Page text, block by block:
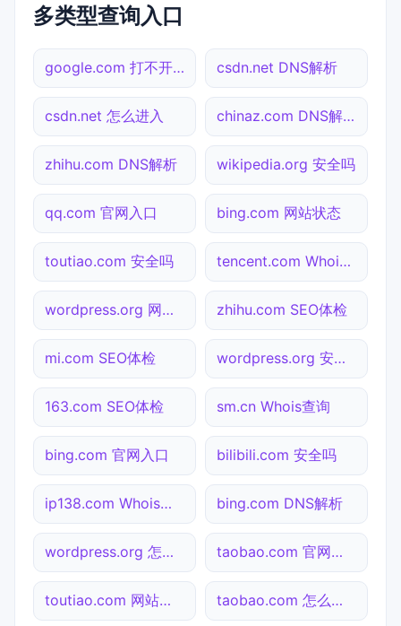
多类型查询入口
google.com 打不开检测 csdn.net DNS解析
csdn.net 怎么进入 chinaz.com DNS解析
zhihu.com DNS解析 wikipedia.org 安全吗
qq.com 官网入口 bing.com 网站状态
toutiao.com 安全吗 tencent.com Whois查询
wordpress.org 网站状态 zhihu.com SEO体检
mi.com SEO体检 wordpress.org 安全吗
163.com SEO体检 sm.cn Whois查询
bing.com 官网入口 bilibili.com 安全吗
ip138.com Whois查询 bing.com DNS解析
wordpress.org 怎么进入 taobao.com 官网入口
toutiao.com 网站状态 taobao.com 怎么进入